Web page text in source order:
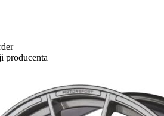
producenta